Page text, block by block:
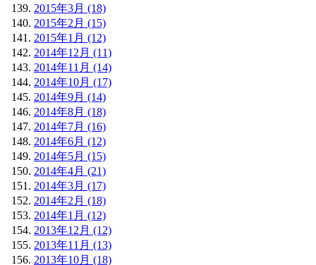
2015年3月 (18)
2015年2月 (15)
2015年1月 (12)
2014年12月 (11)
2014年11月 (14)
2014年10月 (17)
2014年9月 (14)
2014年8月 (18)
2014年7月 (16)
2014年6月 (12)
2014年5月 (15)
2014年4月 (21)
2014年3月 (17)
2014年2月 (18)
2014年1月 (12)
2013年12月 (12)
2013年11月 (13)
2013年10月 (18)